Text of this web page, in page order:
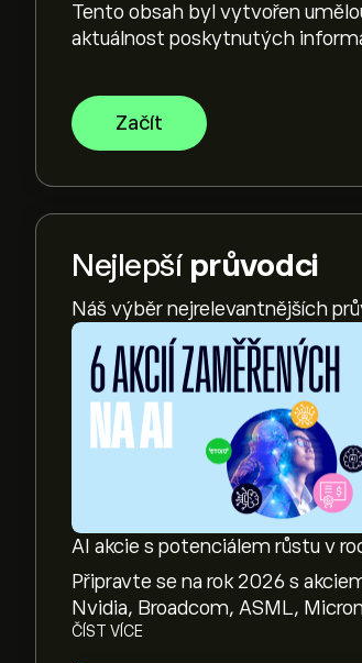
Tento obsah byl vytvořen
aktuálnost poskytnutých
Začít
Nejlepší průvodci
Náš výběr nejrelevantnějších
AI akcie s potenciálem růstu v
Připravte se na rok 2026 s
Nvidia, Broadcom, ASML,
ČÍST VÍCE